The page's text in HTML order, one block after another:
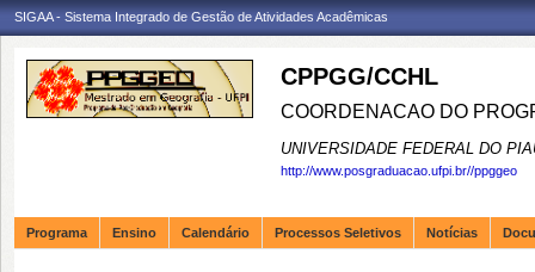
SIGAA - Sistema Integrado de Gestão de Atividades Acadêmicas
CPPGG/CCHL
COORDENACAO DO
UNIVERSIDADE FEDERAL DO
http://www.posgraduacao.ufpi.br//ppggeo
Programa Ensino Calendário Processos Seletivos Notícias